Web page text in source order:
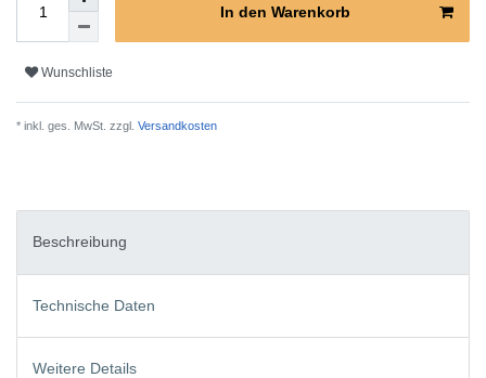
In den Warenkorb
Wunschliste
* inkl. ges. MwSt. zzgl. Versandkosten
Beschreibung
Technische Daten
Weitere Details